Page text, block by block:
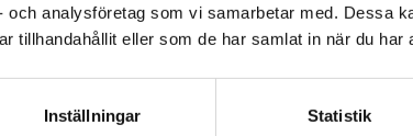
och analysföretag som vi samarbetar med. Dessa
tillhandahållit eller som de har samlat in när du har
Inställningar Statistik
För att kunna slutföra ett köp måste
vara i Sverige.Läs mer